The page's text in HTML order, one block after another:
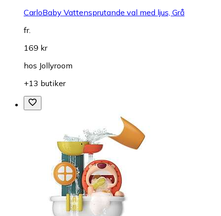
CarloBaby Vattensprutande val med ljus, Grå
fr.
169 kr
hos Jollyroom
+13 butiker